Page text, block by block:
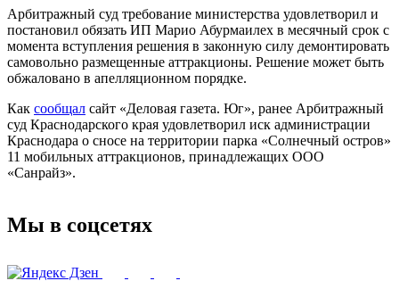
Арбитражный суд требование министерства удовлетворил и
постановил обязать ИП Марио Абурмаилех в месячный срок с
момента вступления решения в законную силу демонтировать
самовольно размещенные аттракционы. Решение может быть
обжаловано в апелляционном порядке.
Как сообщал сайт «Деловая газета. Юг», ранее Арбитражный
суд Краснодарского края удовлетворил иск администрации
Краснодара о сносе на территории парка «Солнечный остров»
11 мобильных аттракционов, принадлежащих ООО
«Санрайз».
Мы в соцсетях